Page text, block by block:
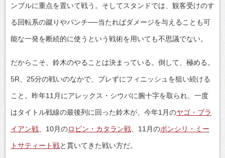
ンブルに重点を置いて戦う。そしてスタンドでは、観客受けのす
る回転系の蹴りやパンチ──当たればダメージを与えることも可
能な一発を断続的に使うという戦術を用いても不思議でない。
だからこそ、鈴木のやることは決まっている。倒して、極める。
5R、25分の戦いのなかで、ブレずにフィニッシュを狙い続ける
こと。昨年11月にアレックス・シウバに腕十字を取られ、一度
はタイトル戦線の最後列に回った鈴木が、今年1月のヤゴ・ブラ
イアン戦、10月のロビン・カタラン戦、11月のポンシリ・ミー
トサティート戦と貫いてきた戦い方だ。